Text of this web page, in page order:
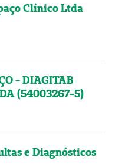
Clínico Ltda
- DIAGITAB
(54003267-5)
e Diagnósticos